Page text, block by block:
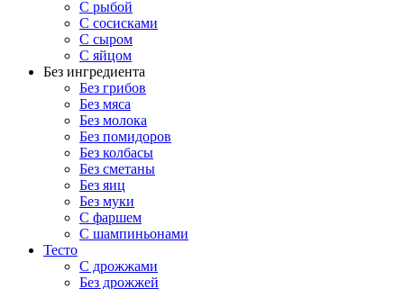
С рыбой
С сосисками
С сыром
С яйцом
Без ингредиента
Без грибов
Без мяса
Без молока
Без помидоров
Без колбасы
Без сметаны
Без яиц
Без муки
С фаршем
С шампиньонами
Тесто
С дрожжами
Без дрожжей